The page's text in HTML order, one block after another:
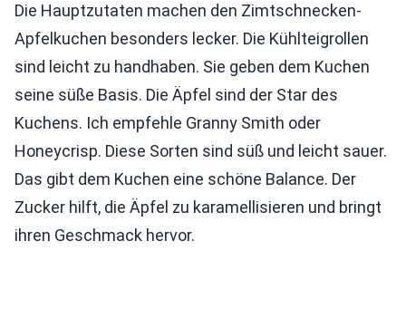
Die Hauptzutaten machen den Zimtschnecken-
Apfelkuchen besonders lecker. Die Kühlteigrollen
sind leicht zu handhaben. Sie geben dem Kuchen
seine süße Basis. Die Äpfel sind der Star des
Kuchens. Ich empfehle Granny Smith oder
Honeycrisp. Diese Sorten sind süß und leicht sauer.
Das gibt dem Kuchen eine schöne Balance. Der
Zucker hilft, die Äpfel zu karamellisieren und bringt
ihren Geschmack hervor.